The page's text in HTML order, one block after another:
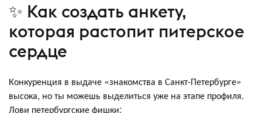
✨ Как создать анкету,
которая растопит питерское
сердце
Конкуренция в выдаче «знакомства в Санкт-Петербурге»
высока, но ты можешь выделиться уже на этапе профиля.
Лови петербургские фишки: